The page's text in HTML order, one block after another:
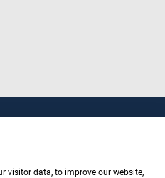
visitor data, to improve our website,